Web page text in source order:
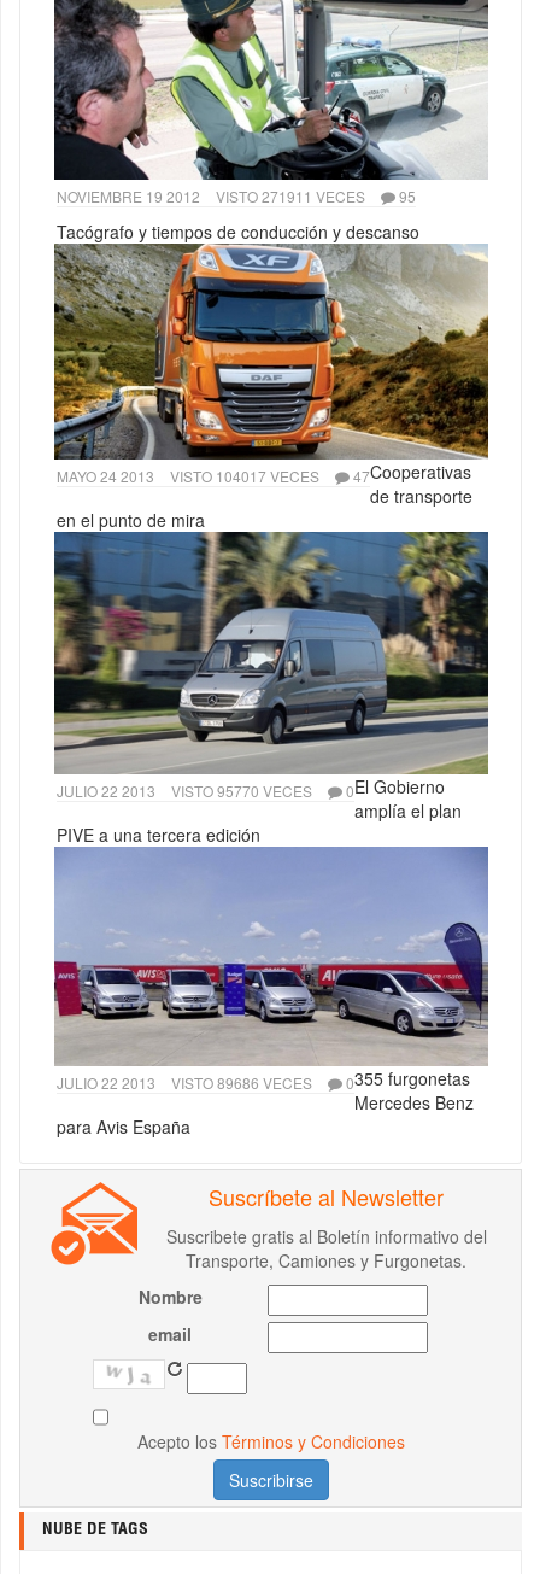
NOVIEMBRE 19 2012 VISTO 271911 VECES 95
Tacógrafo y tiempos de conducción y descanso
MAYO 24 2013 VISTO 104017 VECES 47Cooperativas
de transporte
en el punto de mira
JULIO 22 2013 VISTO 95770 VECES 0El Gobierno
amplía el plan
PIVE a una tercera edición
JULIO 22 2013 VISTO 89686 VECES 0355 furgonetas
Mercedes Benz
para Avis España
Suscríbete al Newsletter
Suscribete gratis al Boletín informativo del
Transporte, Camiones y Furgonetas.
Nombre
email
Acepto los Términos y Condiciones
NUBE DE TAGS